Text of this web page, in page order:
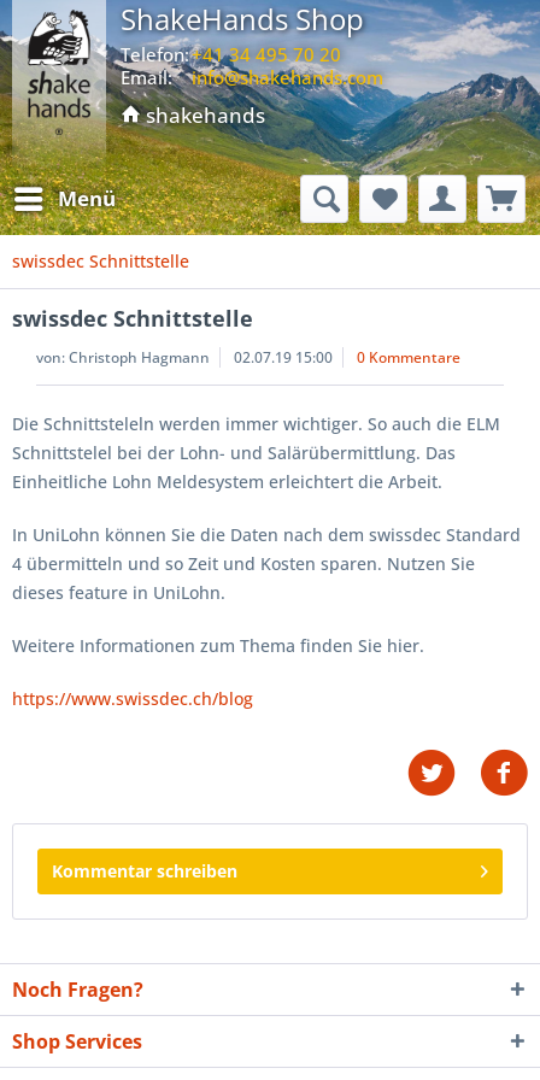
ShakeHands Shop
Telefon:+41 34 495 70 20
Email:
info@shakehands.com
shakehands
Menü
swissdec Schnittstelle
swissdec Schnittstelle
von:Christoph Hagmann 02.07.19 15:00 0 Kommentare
Die Schnittsteleln werden immer wichtiger. So auch die ELM
Schnittstelel bei der Lohn- und Salärübermittlung. Das
Einheitliche Lohn Meldesystem erleichtert die Arbeit.
In UniLohn können Sie die Daten nach dem swissdec Standard
4 übermitteln und so Zeit und Kosten sparen. Nutzen Sie
dieses feature in UniLohn.
Weitere Informationen zum Thema finden Sie hier.
https://www.swissdec.ch/blog
Kommentar schreiben
Noch Fragen?
Shop Services